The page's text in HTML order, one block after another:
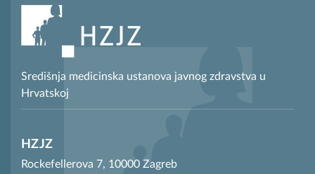
Središnja medicinska ustanova javnog zdravstva u
Hrvatskoj
HZJZ
Rockefellerova 7, 10000 Zagreb